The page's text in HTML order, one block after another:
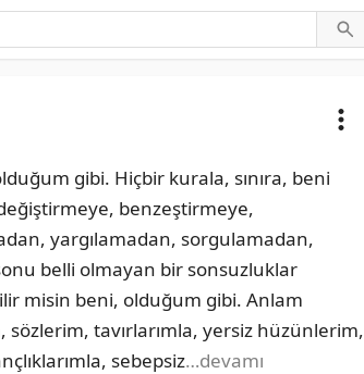
gibi. Hiçbir kurala, sınıra, beni
benzeştirmeye,
yargılamadan, sorgulamadan,
belli olmayan bir sonsuzluklar
misin beni, olduğum gibi. Anlam
tavırlarımla, yersiz hüzünlerim,
sebepsiz…devamı